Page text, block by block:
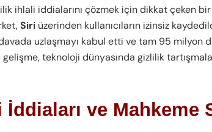
ihlali iddialarını çözmek için dikkat çeken
Siri üzerinden kullanıcıların izinsiz
uzlaşmayı kabul etti ve tam 95 milyon
teknoloji dünyasında gizlilik
ve Mahkeme